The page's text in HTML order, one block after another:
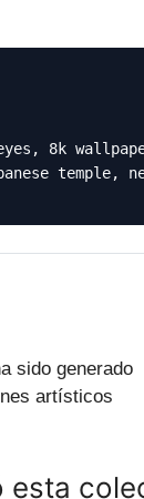
8k
temple,
sido generado
artísticos
esta